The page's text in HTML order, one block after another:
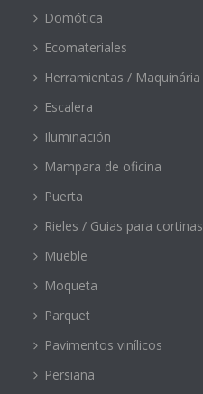
Domótica
Ecomateriales
Herramientas / Maquinária
Escalera
Iluminación
Mampara de oficina
Puerta
Rieles / Guias para cortinas
Mueble
Moqueta
Parquet
Pavimentos vinílicos
Persiana